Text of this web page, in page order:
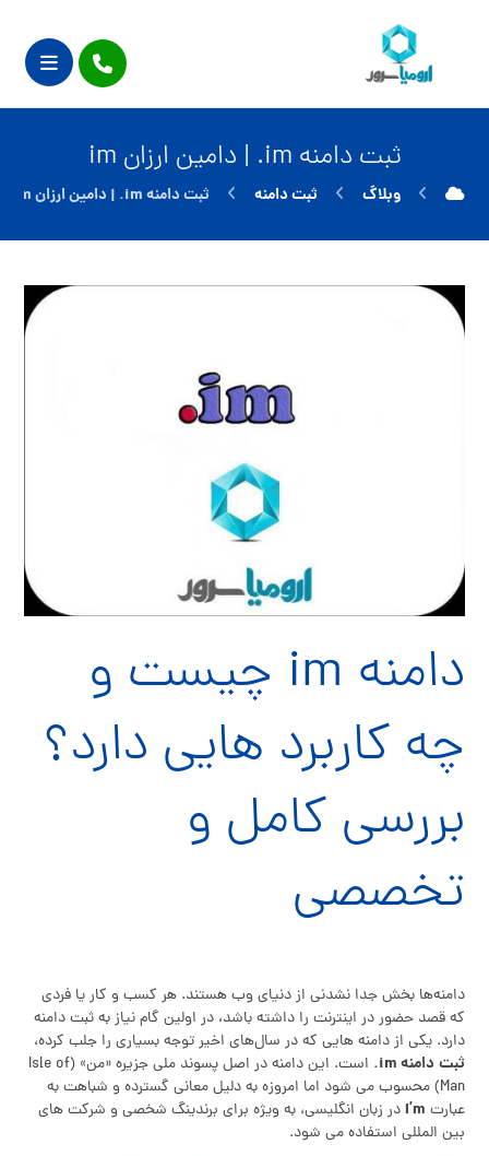
ثبت دامنه im. | دامین ارزان im
وبلاگ ثبت دامنه ثبت دامنه im. | دامین ارزان im
دامنه im چیست و
چه کاربرد هایی دارد؟
بررسی کامل و
تخصصی
دامنه‌ها بخش جدا نشدنی از دنیای وب هستند. هر کسب‌ و کار یا فردی
که قصد حضور در اینترنت را داشته باشد، در اولین گام نیاز به ثبت دامنه
دارد. یکی از دامنه‌ هایی که در سال‌های اخیر توجه بسیاری را جلب کرده،
ثبت دامنه im.
است. این دامنه در اصل پسوند ملی جزیره «من» (Isle of
Man) محسوب می‌ شود اما امروزه به دلیل معانی گسترده و شباهت به
عبارت I’mدر زبان انگلیسی، به‌ ویژه برای برندینگ شخصی و شرکت‌ های
بین‌ المللی استفاده می‌ شود.